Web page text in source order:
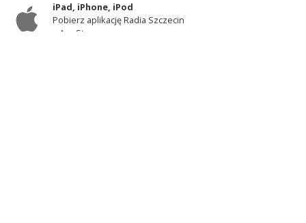
iPad, iPhone, iPod
Pobierz aplikację Radia Szczecin
z AppStore